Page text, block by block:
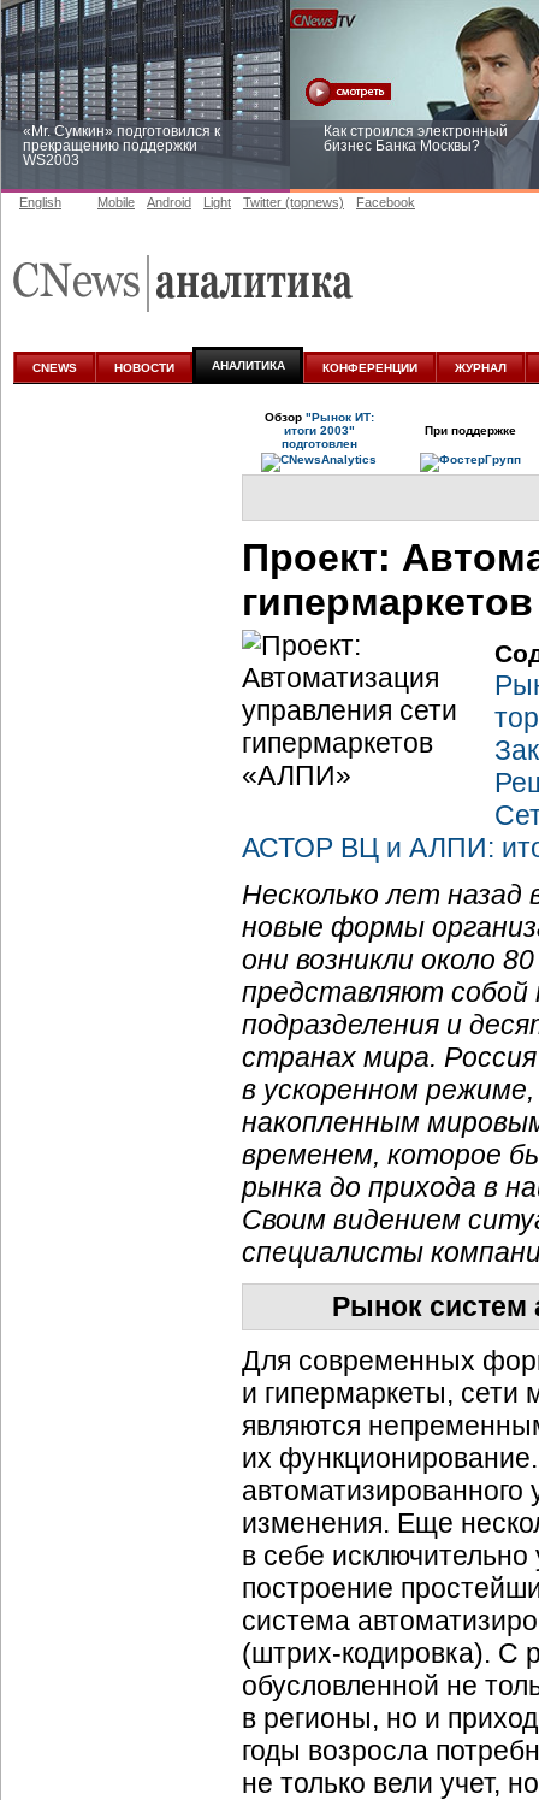
«Mr. Сумкин» подготовился к
прекращению поддержки
WS2003
Как строился электронный
бизнес Банка Москвы?
аналитике
English Mobile Android Light Twitter (topnews) Facebook
CNEWS НОВОСТИ АНАЛИТИКА КОНФЕРЕНЦИИ ЖУРНАЛ
Обзор "Рынок ИТ:
итоги 2003"
подготовлен
При поддержке
Проект:
АСТОР ВЦ и АЛПИ:
Несколько лет
новые формы
они возникли около
представляют собой
подразделения и
странах мира.
в ускоренном
накопленным
временем, которое
рынка до прихода в
Своим видением
специалисты
Рынок систем
Для современных
и гипермаркеты, сети
являются
их
изменения. Еще
в себе
построение
система
(штрих-кодировка). С
обусловленной не
в регионы, но и
годы возросла
не только вели учет,